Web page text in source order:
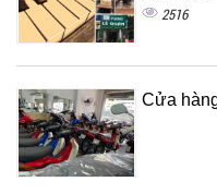
2516
Cửa